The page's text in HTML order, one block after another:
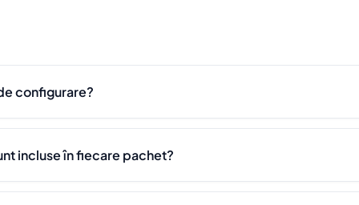
configurare?
incluse în fiecare pachet?